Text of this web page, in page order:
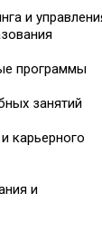
и
программы
занятий
карьерного
и